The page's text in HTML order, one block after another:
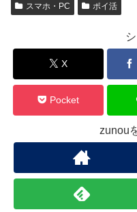
スマホ・PC ポイ活
X
Pocket
zunou